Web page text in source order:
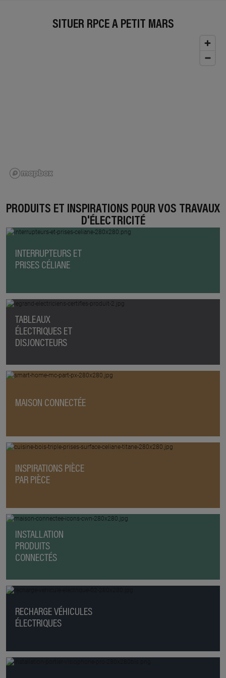
SITUER RPCE À PETIT MARS
PRODUITS ET INSPIRATIONS POUR VOS TRAVAUX
D'ÉLECTRICITÉ
INTERRUPTEURS ET
PRISES CÉLIANE
TABLEAUX
ÉLECTRIQUES ET
DISJONCTEURS
MAISON CONNECTÉE
INSPIRATIONS PIÈCE
PAR PIÈCE
INSTALLATION
PRODUITS
CONNECTÉS
RECHARGE VÉHICULES
ÉLECTRIQUES